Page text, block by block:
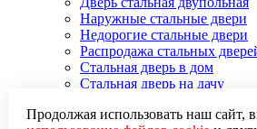
Наружные стальные двери
Недорогие стальные двери
Распродажа стальных
Стальная дверь в дом
Стальная дверь на дачу
Стальные входные двери в
Продолжая использовать наш сайт,